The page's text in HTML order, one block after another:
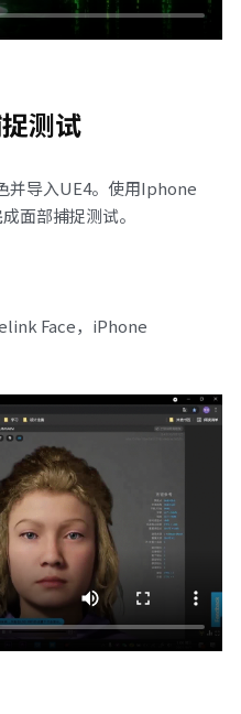
测试
并导入UE4。使用Iphone
面部捕捉测试。
Face，iPhone